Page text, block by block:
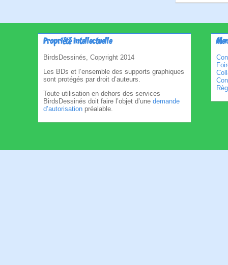
Propriété intellectuelle
BirdsDessinés, Copyright 2014
Les BDs et l’ensemble des supports graphiques
sont protégés par droit d’auteurs.
Toute utilisation en dehors des services
BirdsDessinés doit faire l’objet d’une demande
d’autorisation préalable.